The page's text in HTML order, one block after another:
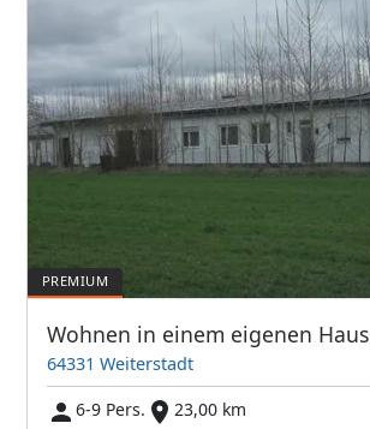
Wohnen in einem eigenen Haus
64331 Weiterstadt
6-9 Pers.
23,00 km